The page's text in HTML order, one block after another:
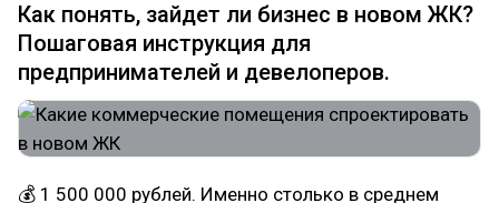
Как понять, зайдет ли бизнес в новом ЖК?
Пошаговая инструкция для
предпринимателей и девелоперов.
💰 1 500 000 рублей. Именно столько в среднем